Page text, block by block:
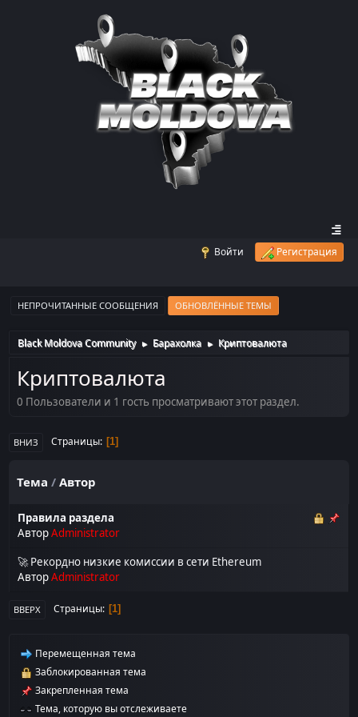
Войти Регистрация
НЕПРОЧИТАННЫЕ СООБЩЕНИЯ ОБНОВЛЁННЫЕ ТЕМЫ
Black Moldova Community ► Барахолка ► Криптовалюта
Криптовалюта
0 Пользователи и 1 гость просматривают этот раздел.
ВНИЗ Страницы 1
Тема /Автор
Правила раздела
АвторAdministrator
🚀 Рекордно низкие комиссии в сети Ethereum
АвторAdministrator
ВВЕРХ Страницы 1
Перемещенная тема
Заблокированная тема
Закрепленная тема
Тема, которую вы отслеживаете